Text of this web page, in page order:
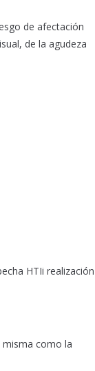
de afectación
de la agudeza
HTIi realización
como la